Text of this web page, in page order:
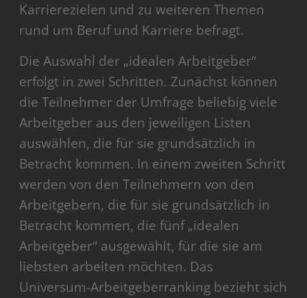
Karrierezielen und zu weiteren Themen
rund um Beruf und Karriere befragt.
Die Auswahl der „idealen Arbeitgeber“
erfolgt in zwei Schritten. Zunächst können
die Teilnehmer der Umfrage beliebig viele
Arbeitgeber aus den jeweiligen Listen
auswählen, die für sie grundsätzlich in
Betracht kommen. In einem zweiten Schritt
werden von den Teilnehmern von den
Arbeitgebern, die für sie grundsätzlich in
Betracht kommen, die fünf „idealen
Arbeitgeber“ ausgewählt, für die sie am
liebsten arbeiten möchten. Das
Universum-Arbeitgeberranking bezieht sich